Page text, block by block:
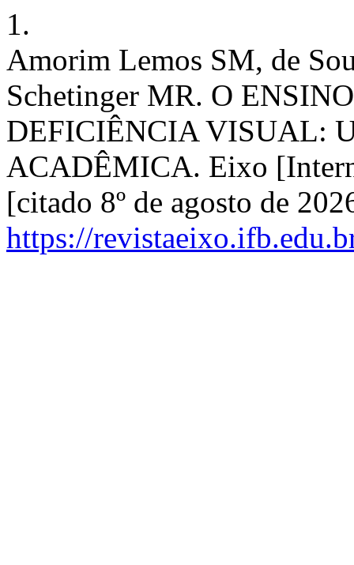
1.
Amorim Lemos SM, de
Schetinger MR. O
DEFICIÊNCIA VISUAL:
ACADÊMICA. Eixo
[citado 8º de agosto de
https://